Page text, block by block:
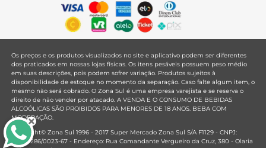
Os preços e os produtos visualizados no site e aplicativo podem ser diferentes
dos praticados em nossas lojas físicas. Os itens pesáveis possuem peso médio
em suas descrições, pois podem sofrer variação. Produtos sujeitos à
disponibilidade de estoque no momento da separação. Caso falte algum item, o
mesmo não será cobrado. O Zona Sul é uma empresa varejista e se reserva o
direito de não vender por atacado. A VENDA E O CONSUMO DE BEBIDAS
ALCOÓLICAS SÃO PROIBIDOS PARA MENORES DE 18 ANOS. BEBA COM
MODERAÇÃO.
Copyright© Zona Sul 1996 - 2017 Super Mercado Zona Sul S/A F1129 - CNPJ:
33.381.286/0023-67 - Endereço: Rua Comandante Vergueiro da Cruz, 380 - Olaria